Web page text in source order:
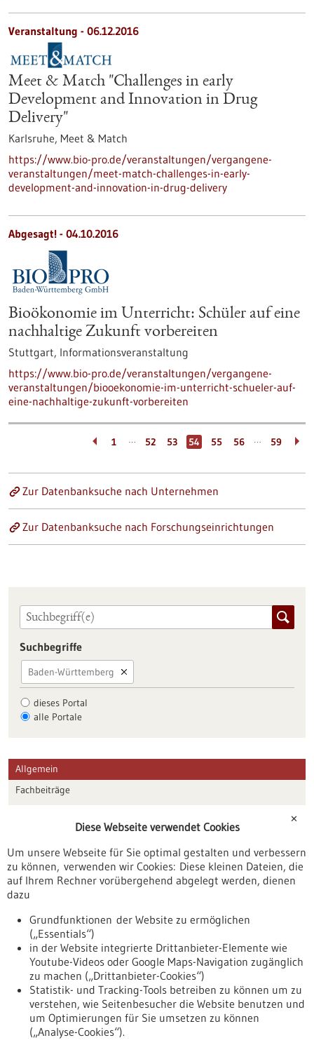
Veranstaltung - 06.12.2016
Meet & Match "Challenges in early
Development and Innovation in Drug
Delivery"
Karlsruhe, Meet & Match
https://www.bio-pro.de/veranstaltungen/vergangene-
veranstaltungen/meet-match-challenges-in-early-
development-and-innovation-in-drug-delivery
Abgesagt! - 04.10.2016
Bioökonomie im Unterricht: Schüler auf eine
nachhaltige Zukunft vorbereiten
Stuttgart, Informationsveranstaltung
https://www.bio-pro.de/veranstaltungen/vergangene-
veranstaltungen/biooekonomie-im-unterricht-schueler-auf-
eine-nachhaltige-zukunft-vorbereiten
1 … 52 53 54 55 56 … 59
Zur Datenbanksuche nach Unternehmen
Zur Datenbanksuche nach Forschungseinrichtungen
Suchbegriffe
Baden-Württemberg
dieses Portal
alle Portale
Allgemein
Fachbeiträge
Veranstaltungen
Erscheinungsdatum
Nach oben
✕
Diese Webseite verwendet Cookies
Um unsere Webseite für Sie optimal gestalten und verbessern
zu können, verwenden wir Cookies: Diese kleinen Dateien, die
auf Ihrem Rechner vorübergehend abgelegt werden, dienen
dazu
Grundfunktionen der Website zu ermöglichen
(„Essentials“)
in der Website integrierte Drittanbieter-Elemente wie
Youtube-Videos oder Google Maps-Navigation zugänglich
zu machen („Drittanbieter-Cookies“)
Statistik- und Tracking-Tools betreiben zu können um zu
verstehen, wie Seitenbesucher die Website benutzen und
um Optimierungen für Sie umsetzen zu können
(„Analyse-Cookies“).